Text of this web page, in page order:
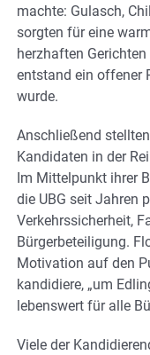
machte: Gulasch,
sorgten für eine
herzhaften
entstand ein offener
wurde.
Anschließend
Kandidaten in der
Im Mittelpunkt ihrer
die UBG seit Jahren
Verkehrssicherheit,
Bürgerbeteiligung.
Motivation auf den
kandidiere, „um
lebenswert für alle
Viele der